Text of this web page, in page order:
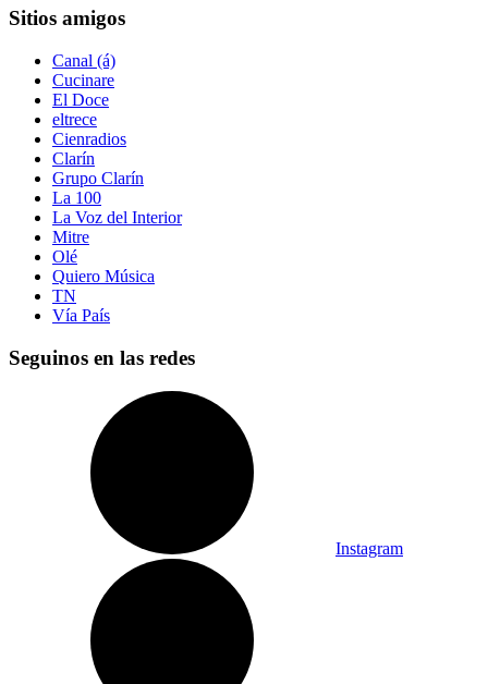
Sitios amigos
Canal (á)
Cucinare
El Doce
eltrece
Cienradios
Clarín
Grupo Clarín
La 100
La Voz del Interior
Mitre
Olé
Quiero Música
TN
Vía País
Seguinos en las redes
Instagram